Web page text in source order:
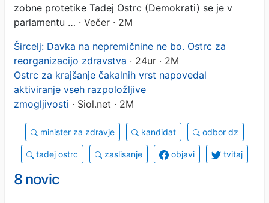
zobne protetike Tadej Ostrc (Demokrati) se je v
parlamentu … · Večer · 2M
Šircelj: Davka na nepremičnine ne bo. Ostrc za
reorganizacijo zdravstva · 24ur · 2M
Ostrc za krajšanje čakalnih vrst napovedal
aktiviranje vseh razpoložljive
zmogljivosti · Siol.net · 2M
minister za zdravje kandidat odbor dz
tadej ostrc zaslisanje objavi tvitaj
8 novic